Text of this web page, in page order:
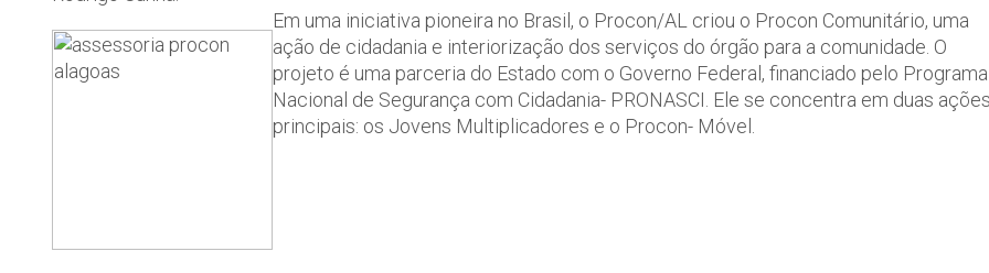
Em uma iniciativa pioneira no Brasil, o Procon/AL criou o Procon Comunitário, uma
ação de cidadania e interiorização dos serviços do órgão para a comunidade. O
projeto é uma parceria do Estado com o Governo Federal, financiado pelo Programa
Nacional de Segurança com Cidadania- PRONASCI. Ele se concentra em duas
principais: os Jovens Multiplicadores e o Procon- Móvel.